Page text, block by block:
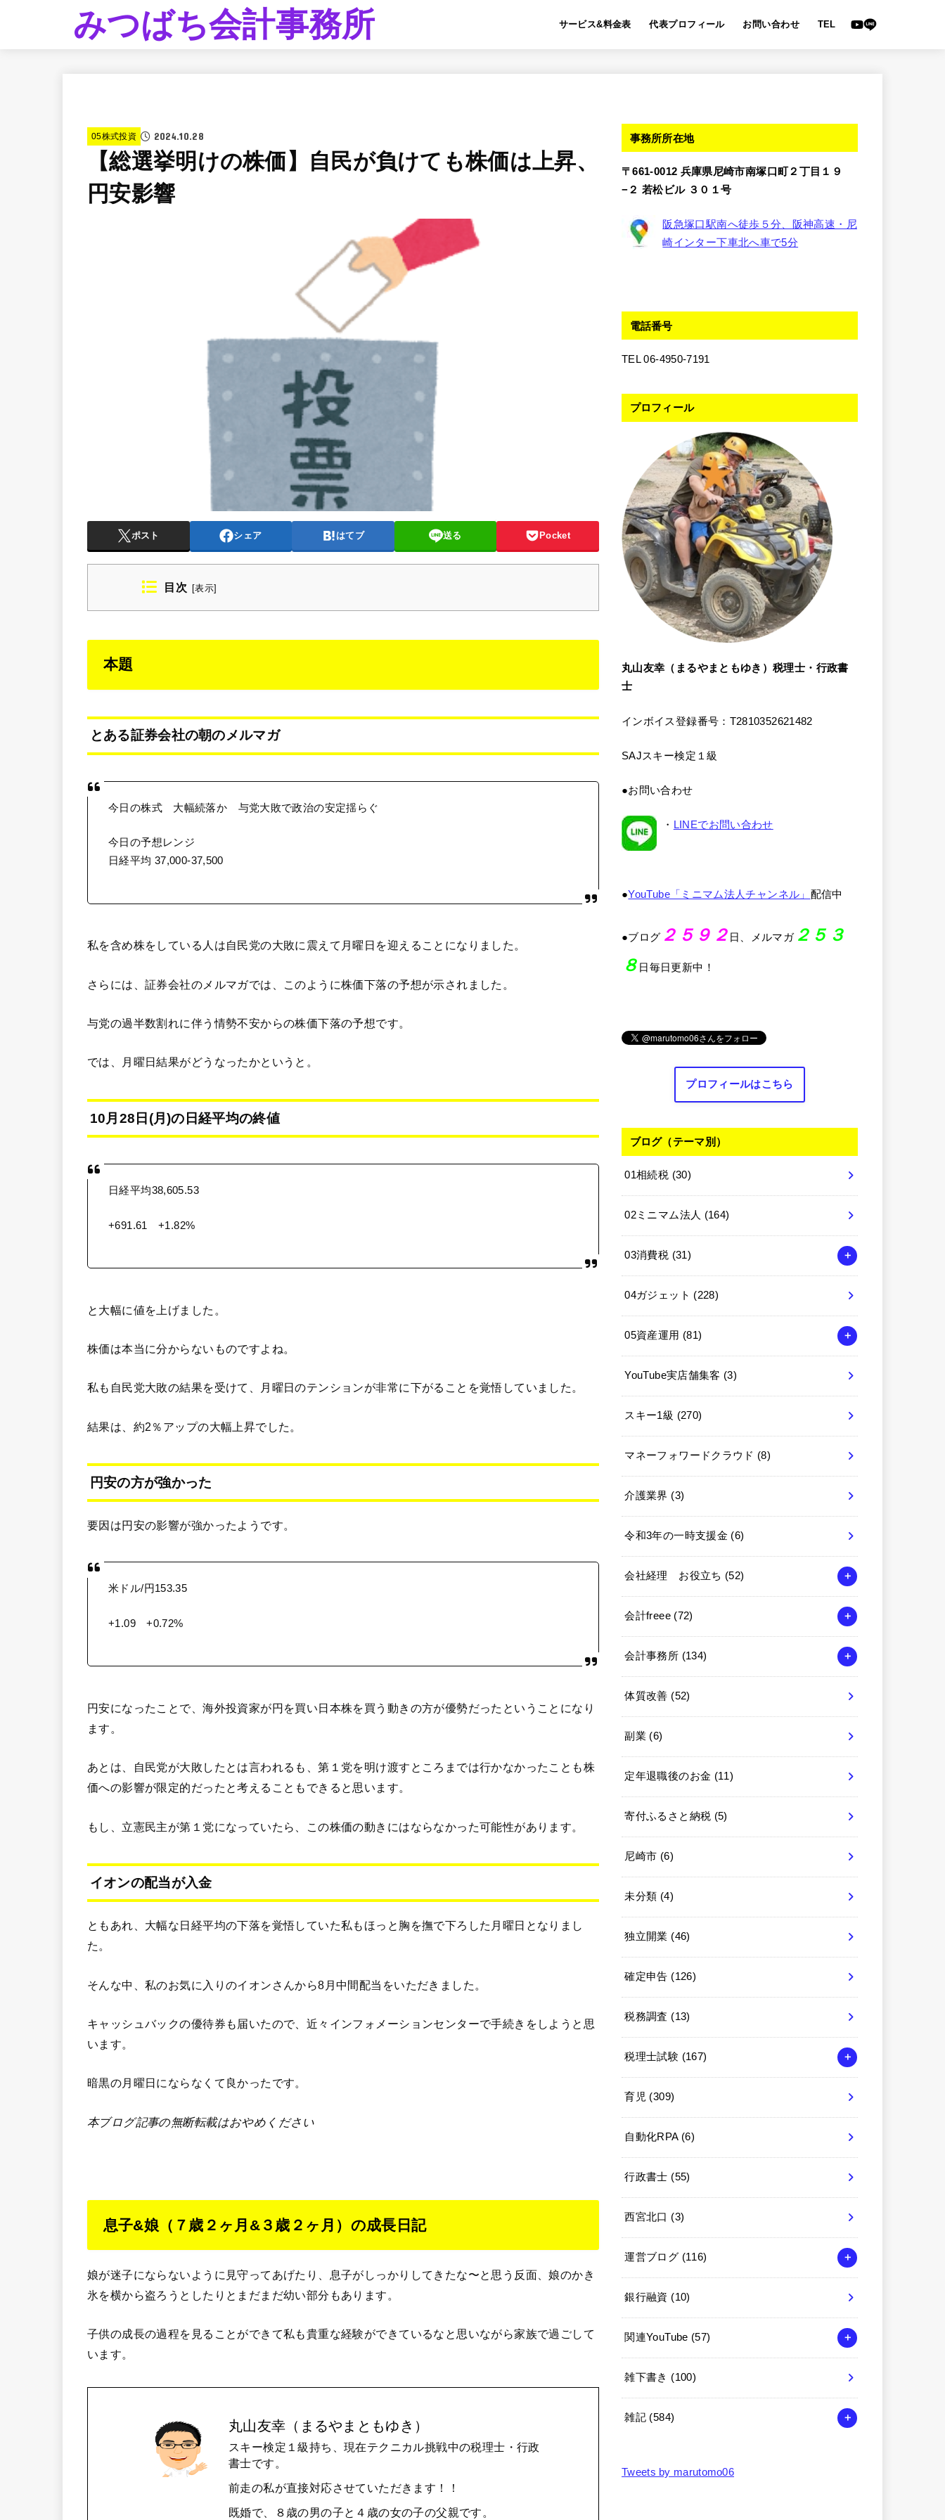
みつばち会計事務所 サービス&料金表 代表プロフィール お問い合わせ TEL
05株式投資 2024.10.28
【総選挙明けの株価】自民が負けても株価は上昇、
円安影響
ポスト シェア はてブ 送る Pocket
目次 [表示]
本題
とある証券会社の朝のメルマガ
今日の株式 大幅続落か 与党大敗で政治の安定揺らぐ
今日の予想レンジ
日経平均 37,000-37,500
私を含め株をしている人は自民党の大敗に震えて月曜日を迎えることになりました。
さらには、証券会社のメルマガでは、このように株価下落の予想が示されました。
与党の過半数割れに伴う情勢不安からの株価下落の予想です。
では、月曜日結果がどうなったかというと。
10月28日(月)の日経平均の終値
日経平均38,605.53
+691.61 +1.82%
と大幅に値を上げました。
株価は本当に分からないものですよね。
私も自民党大敗の結果を受けて、月曜日のテンションが非常に下がることを覚悟していました。
結果は、約2％アップの大幅上昇でした。
円安の方が強かった
要因は円安の影響が強かったようです。
米ドル/円153.35
+1.09 +0.72%
円安になったことで、海外投資家が円を買い日本株を買う動きの方が優勢だったということになり
ます。
あとは、自民党が大敗したとは言われるも、第１党を明け渡すところまでは行かなかったことも株
価への影響が限定的だったと考えることもできると思います。
もし、立憲民主が第１党になっていたら、この株価の動きにはならなかった可能性があります。
イオンの配当が入金
ともあれ、大幅な日経平均の下落を覚悟していた私もほっと胸を撫で下ろした月曜日となりまし
た。
そんな中、私のお気に入りのイオンさんから8月中間配当をいただきました。
キャッシュバックの優待券も届いたので、近々インフォメーションセンターで手続きをしようと思
います。
暗黒の月曜日にならなくて良かったです。
本ブログ記事の無断転載はおやめください
息子&娘（７歳２ヶ月&３歳２ヶ月）の成長日記
娘が迷子にならないように見守ってあげたり、息子がしっかりしてきたな〜と思う反面、娘のかき
氷を横から盗ろうとしたりとまだまだ幼い部分もあります。
子供の成長の過程を見ることができて私も貴重な経験ができているなと思いながら家族で過ごして
います。
丸山友幸（まるやまともゆき）
スキー検定１級持ち、現在テクニカル挑戦中の税理士・行政
書士です。
前走の私が直接対応させていただきます！！
既婚で、８歳の男の子と４歳の女の子の父親です。
事務所所在地
〒661-0012 兵庫県尼崎市南塚口町２丁目１９
−２ 若松ビル ３０１号
阪急塚口駅南へ徒歩５分、阪神高速・尼
崎インター下車北へ車で5分
電話番号
TEL 06-4950-7191
プロフィール
丸山友幸（まるやまともゆき）税理士・行政書
士
インボイス登録番号：T2810352621482
SAJスキー検定１級
●お問い合わせ
・ LINEでお問い合わせ
●YouTube「ミニマム法人チャンネル」 配信中
●ブログ ２５９２ 日、メルマガ２５３
８ 日毎日更新中！
プロフィールはこちら
ブログ（テーマ別）
01相続税 (30)
02ミニマム法人 (164)
03消費税 (31)
04ガジェット (228)
05資産運用 (81)
YouTube実店舗集客 (3)
スキー1級 (270)
マネーフォワードクラウド (8)
介護業界 (3)
令和3年の一時支援金 (6)
会社経理 お役立ち (52)
会計freee (72)
会計事務所 (134)
体質改善 (52)
副業 (6)
定年退職後のお金 (11)
寄付ふるさと納税 (5)
尼崎市 (6)
未分類 (4)
独立開業 (46)
確定申告 (126)
税務調査 (13)
税理士試験 (167)
育児 (309)
自動化RPA (6)
行政書士 (55)
西宮北口 (3)
運営ブログ (116)
銀行融資 (10)
関連YouTube (57)
雑下書き (100)
雑記 (584)
Tweets by marutomo06